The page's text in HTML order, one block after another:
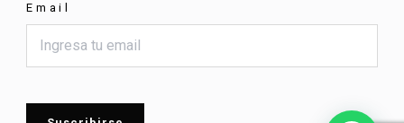
Email